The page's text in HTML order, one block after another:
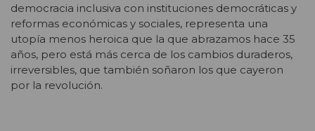
democracia inclusiva con instituciones democráticas y
reformas económicas y sociales, representa una
utopía menos heroica que la que abrazamos hace 35
años, pero está más cerca de los cambios duraderos,
irreversibles, que también soñaron los que cayeron
por la revolución.